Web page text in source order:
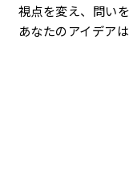
視点を変え、問い
あなたのアイデア